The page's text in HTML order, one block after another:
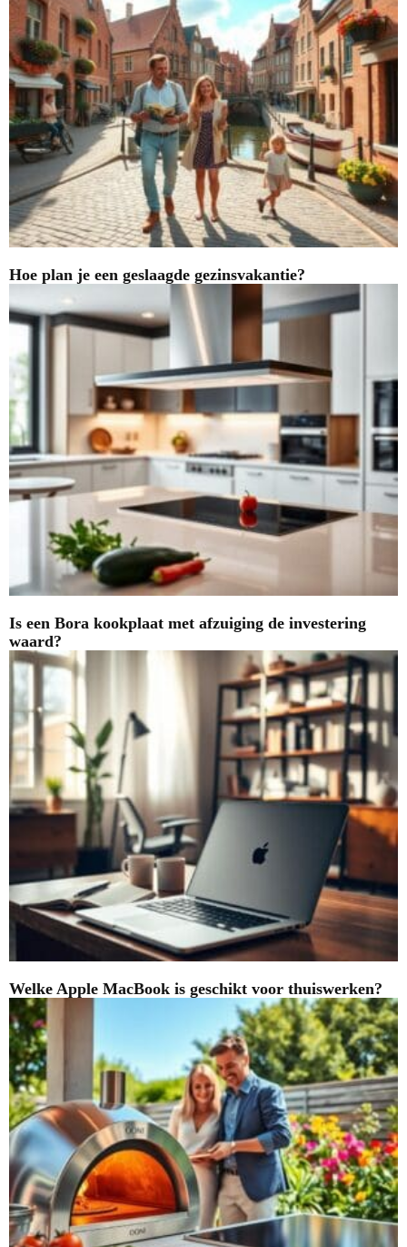
Hoe plan je een geslaagde gezinsvakantie?
Is een Bora kookplaat met afzuiging de investering
waard?
Welke Apple MacBook is geschikt voor thuiswerken?